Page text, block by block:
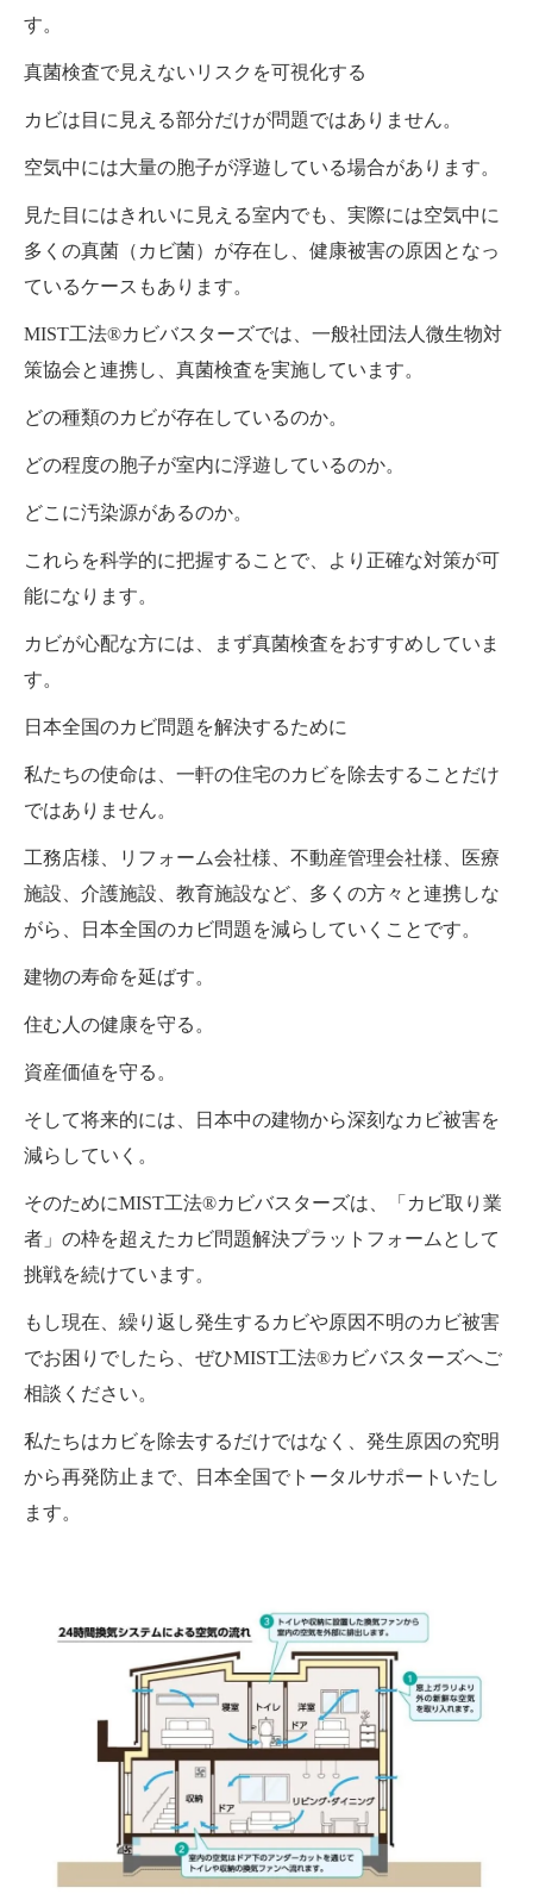
す。
真菌検査で見えないリスクを可視化する
カビは目に見える部分だけが問題ではありません。
空気中には大量の胞子が浮遊している場合があります。
見た目にはきれいに見える室内でも、実際には空気中に
多くの真菌（カビ菌）が存在し、健康被害の原因となっ
ているケースもあります。
MIST工法®カビバスターズでは、一般社団法人微生物対
策協会と連携し、真菌検査を実施しています。
どの種類のカビが存在しているのか。
どの程度の胞子が室内に浮遊しているのか。
どこに汚染源があるのか。
これらを科学的に把握することで、より正確な対策が可
能になります。
カビが心配な方には、まず真菌検査をおすすめしていま
す。
日本全国のカビ問題を解決するために
私たちの使命は、一軒の住宅のカビを除去することだけ
ではありません。
工務店様、リフォーム会社様、不動産管理会社様、医療
施設、介護施設、教育施設など、多くの方々と連携しな
がら、日本全国のカビ問題を減らしていくことです。
建物の寿命を延ばす。
住む人の健康を守る。
資産価値を守る。
そして将来的には、日本中の建物から深刻なカビ被害を
減らしていく。
そのためにMIST工法®カビバスターズは、「カビ取り業
者」の枠を超えたカビ問題解決プラットフォームとして
挑戦を続けています。
もし現在、繰り返し発生するカビや原因不明のカビ被害
でお困りでしたら、ぜひMIST工法®カビバスターズへご
相談ください。
私たちはカビを除去するだけではなく、発生原因の究明
から再発防止まで、日本全国でトータルサポートいたし
ます。